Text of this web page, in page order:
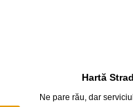
Hartă
Ne pare rău, dar